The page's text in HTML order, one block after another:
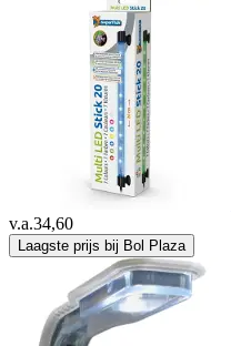
v.a.34,60
Laagste prijs bij Bol Plaza